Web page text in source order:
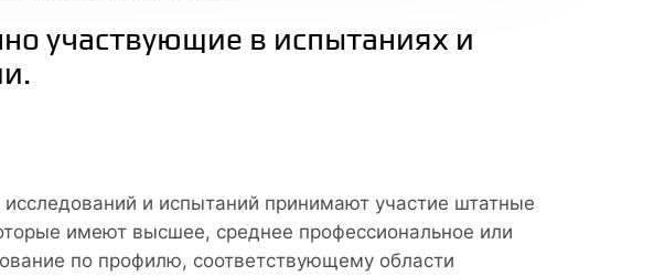
участвующие в испытаниях и
и испытаний принимают участие штатные
имеют высшее, среднее профессиональное или
по профилю, соответствующему области